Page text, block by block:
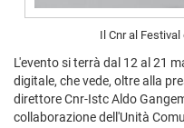
Il Cnr al
L'evento si terrà dal 12 al 21
digitale, che vede, oltre alla
direttore Cnr-Istc Aldo
collaborazione dell'Unità